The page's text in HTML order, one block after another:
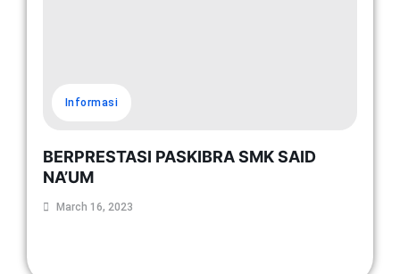
Informasi
BERPRESTASI PASKIBRA SMK SAID
NA’UM
March 16, 2023